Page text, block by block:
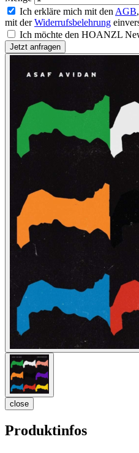
Ich erkläre mich mit den AGB
mit derWiderrufsbelehrung
Ich möchte den HOANZL
close
Produktinfos